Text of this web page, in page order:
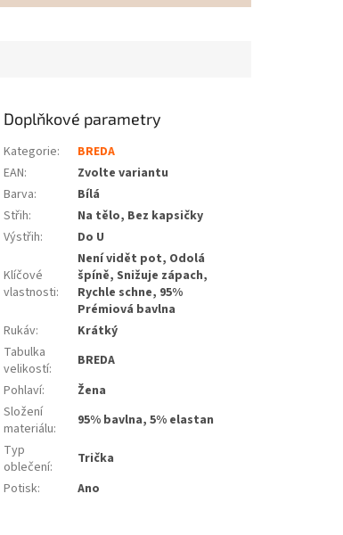
Doplňkové parametry
Kategorie:
BREDA
EAN:
Zvolte variantu
Barva:
Bílá
Střih:
Na tělo, Bez kapsičky
Výstřih: Do U
Klíčové
vlastnosti:
Není vidět pot, Odolá
špíně, Snižuje zápach,
Rychle schne, 95%
Prémiová bavlna
Rukáv:
Krátký
Tabulka
velikostí:
BREDA
Pohlaví:
Žena
Složení
materiálu:
95% bavlna, 5% elastan
Typ
oblečení:
Trička
Potisk: Ano